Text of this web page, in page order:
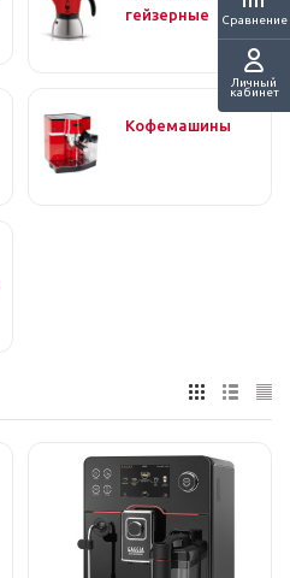
Сравнение
Личный
кабинет
гейзерные
Кофемашины